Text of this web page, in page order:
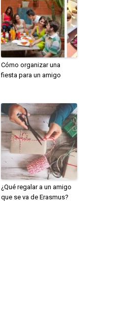
Cómo organizar una
fiesta para un amigo
¿Qué regalar a un amigo
que se va de Erasmus?